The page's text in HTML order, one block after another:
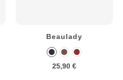
Beaulady
25,90 €